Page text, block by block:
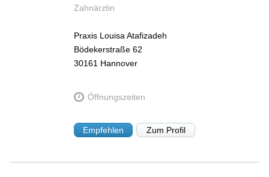
Zahnärztin
Praxis Louisa Atafizadeh
Bödekerstraße 62
30161 Hannover
Öffnungszeiten
Empfehlen Zum Profil